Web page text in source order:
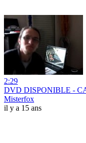
2:29
DVD DISPONIBLE -
Misterfox
il y a 15 ans